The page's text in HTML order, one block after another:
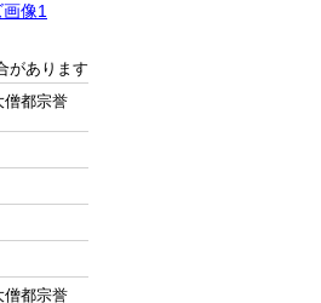
像1
があります
僧都宗誉
僧都宗誉